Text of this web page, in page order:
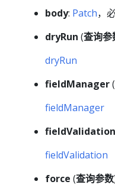
body: Patch，
dryRun (查询参
dryRun
fieldManager(
fieldManager
fieldValidation
fieldValidation
force (查询参数